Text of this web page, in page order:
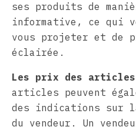
ses produits de
informative, ce qui
vous projeter et de
éclairée.
Les prix des
articles peuvent
des indications sur
du vendeur. Un